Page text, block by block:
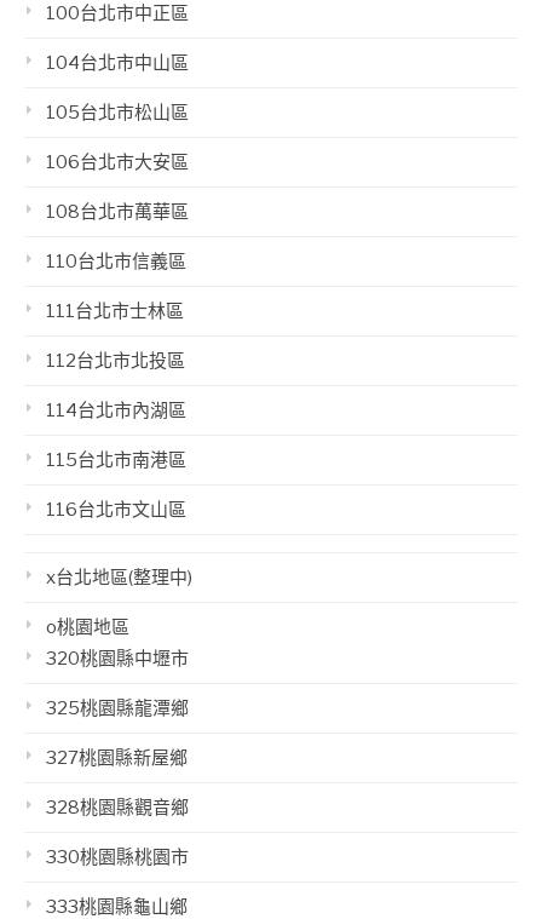
100台北市中正區
104台北市中山區
105台北市松山區
106台北市大安區
108台北市萬華區
110台北市信義區
111台北市士林區
112台北市北投區
114台北市內湖區
115台北市南港區
116台北市文山區
x台北地區(整理中)
o桃園地區
320桃園縣中壢市
325桃園縣龍潭鄉
327桃園縣新屋鄉
328桃園縣觀音鄉
330桃園縣桃園市
333桃園縣龜山鄉